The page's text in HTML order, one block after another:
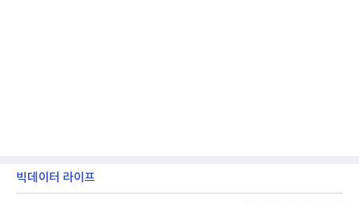
빅데이터 라이프